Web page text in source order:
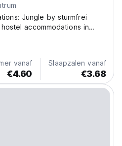
Jungle by sturmfrei
accommodations in
and shared
Guests can enjoy a
vanaf
€4.60
Slaapzalen vanaf
€3.68